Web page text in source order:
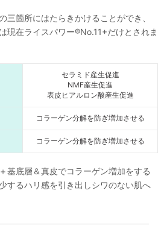
三箇所にはたらきかけることができ、
現在ライスパワー®No.11+だけとされま
セラミド産生促進
NMF産生促進
表皮ヒアルロン酸産生促進
コラーゲン分解を防ぎ増加させる
コラーゲン分解を防ぎ増加させる
基底層＆真皮でコラーゲン増加をする
するハリ感を引き出しシワのない肌へ